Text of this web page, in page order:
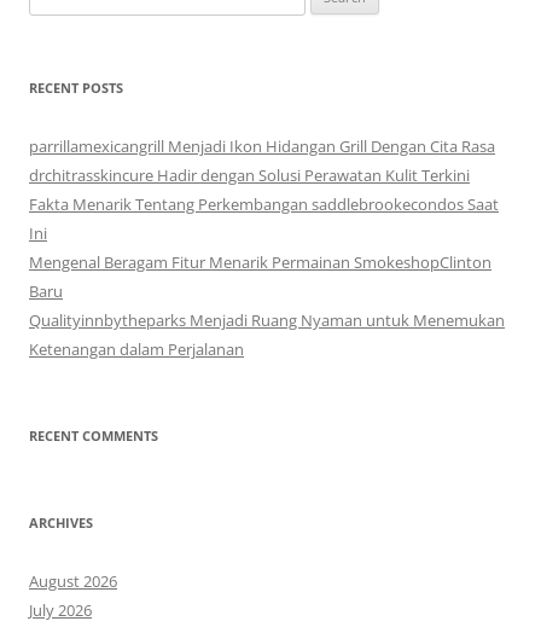
for:
RECENT POSTS
parrillamexicangrill Menjadi Ikon Hidangan Grill Dengan Cita Rasa
drchitrasskincure Hadir dengan Solusi Perawatan Kulit Terkini
Fakta Menarik Tentang Perkembangan saddlebrookecondos Saat
Ini
Mengenal Beragam Fitur Menarik Permainan SmokeshopClinton
Baru
Qualityinnbytheparks Menjadi Ruang Nyaman untuk Menemukan
Ketenangan dalam Perjalanan
RECENT COMMENTS
ARCHIVES
August 2026
July 2026